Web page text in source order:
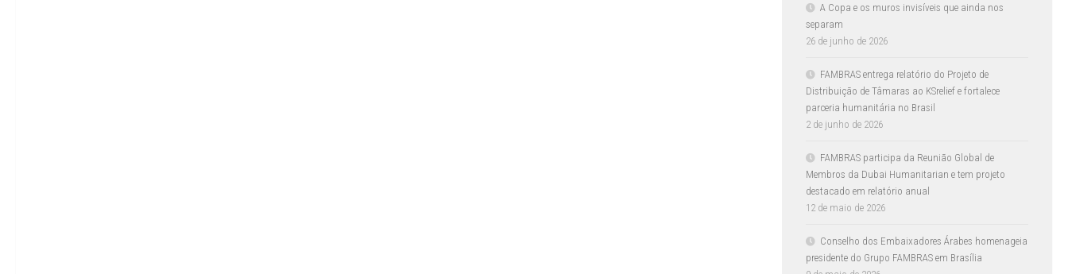
A Copa e os muros invisíveis que ainda nos
separam
26 de junho de 2026
FAMBRAS entrega relatório do Projeto de
Distribuição de Tâmaras ao KSrelief e fortalece
parceria humanitária no Brasil
2 de junho de 2026
FAMBRAS participa da Reunião Global de
Membros da Dubai Humanitarian e tem projeto
destacado em relatório anual
12 de maio de 2026
Conselho dos Embaixadores Árabes homenageia
presidente do Grupo FAMBRAS em Brasília